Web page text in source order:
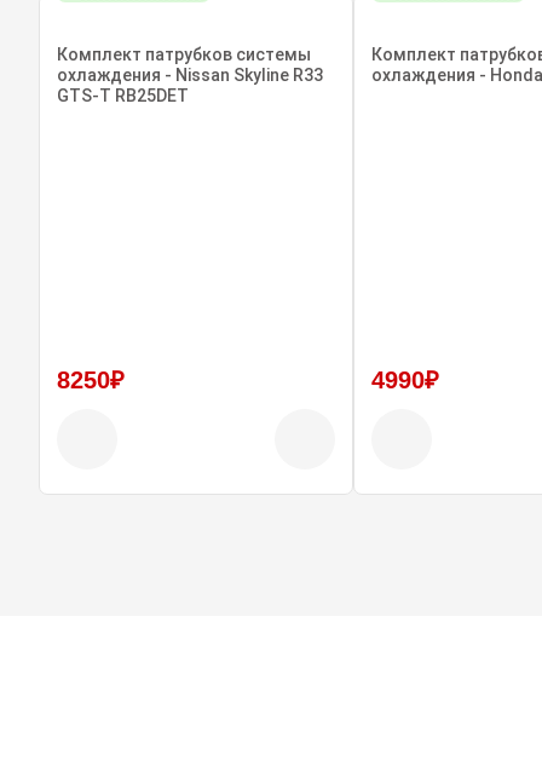
Комплект патрубков системы
охлаждения - Nissan Skyline R33
GTS-T RB25DET
8250₽
Комплект
охлаждения -
4990₽